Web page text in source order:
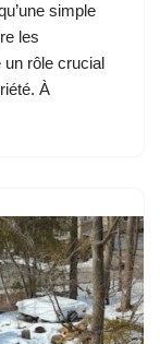
simple
les
rôle crucial
À